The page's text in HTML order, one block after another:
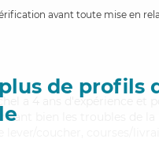
avant toute mise en
de profils
a 4 ans d'expérience et
bien les troubles de la